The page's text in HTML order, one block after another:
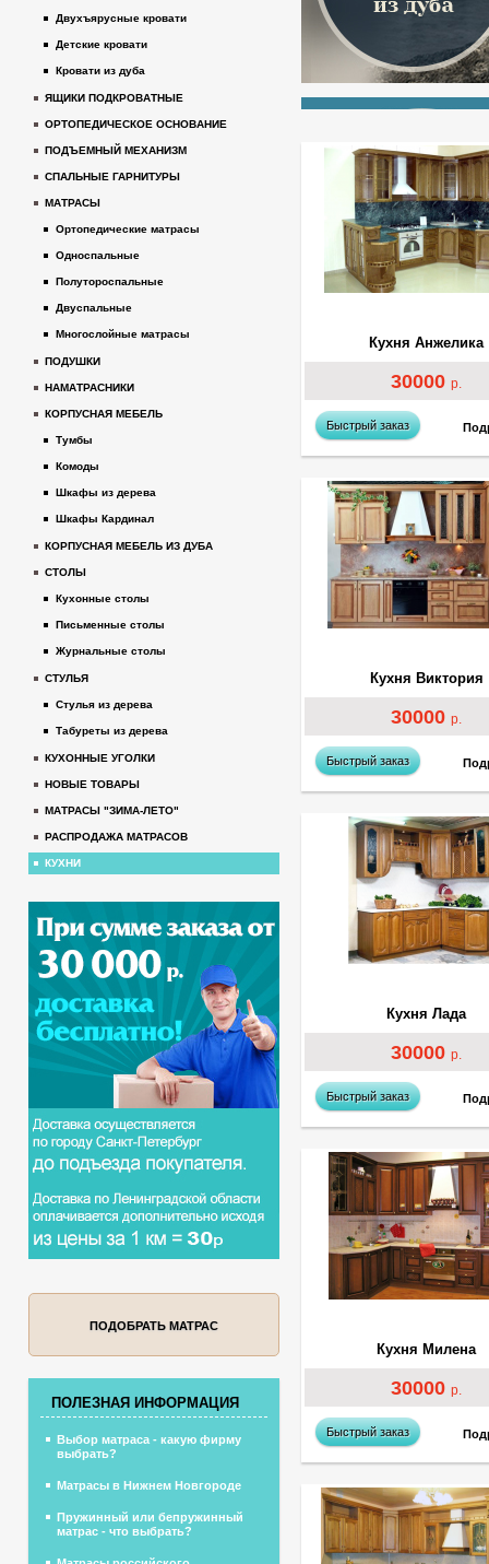
30000р.
Кухня Анжелика
Быстрый заказ
30000р.
Кухня Виктория
Быстрый заказ
30000р.
Кухня Лада
Быстрый заказ
30000р.
Кухня Милена
Быстрый заказ
Двухъярусные кровати
Детские кровати
Кровати из дуба
ЯЩИКИ ПОДКРОВАТНЫЕ
ОРТОПЕДИЧЕСКОЕ ОСНОВАНИЕ
ПОДЪЕМНЫЙ МЕХАНИЗМ
СПАЛЬНЫЕ ГАРНИТУРЫ
МАТРАСЫ
Ортопедические матрасы
Односпальные
Полутороспальные
Двуспальные
Многослойные матрасы
ПОДУШКИ
НАМАТРАСНИКИ
КОРПУСНАЯ МЕБЕЛЬ
Тумбы
Комоды
Шкафы из дерева
Шкафы Кардинал
КОРПУСНАЯ МЕБЕЛЬ ИЗ ДУБА
СТОЛЫ
Кухонные столы
Письменные столы
Журнальные столы
СТУЛЬЯ
Стулья из дерева
Табуреты из дерева
КУХОННЫЕ УГОЛКИ
НОВЫЕ ТОВАРЫ
МАТРАСЫ "ЗИМА-ЛЕТО"
РАСПРОДАЖА МАТРАСОВ
КУХНИ
ПОДОБРАТЬ МАТРАС
ПОЛЕЗНАЯ ИНФОРМАЦИЯ
Выбор матраса - какую фирму
выбрать?
Матрасы в Нижнем Новгороде
Пружинный или бепружинный
матрас - что выбрать?